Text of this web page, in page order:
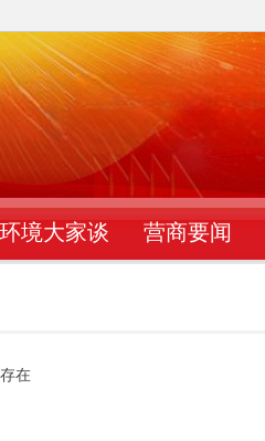
境大家谈 营商要闻
在